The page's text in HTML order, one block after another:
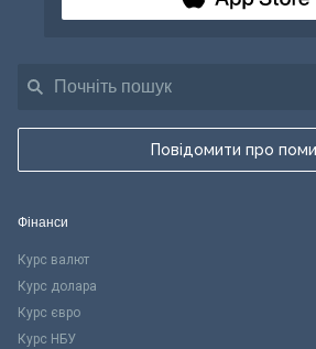
Повідомити про
Фінанси
Курс валют
Курс долара
Курс євро
Курс НБУ